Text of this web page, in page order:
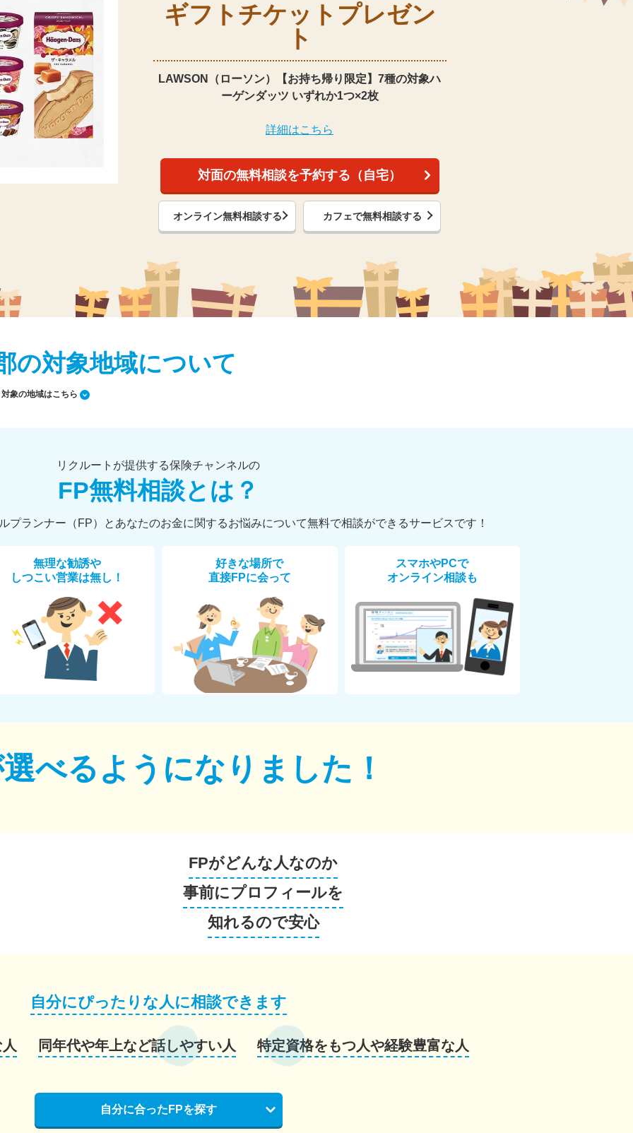
ギフトチケット プレゼン
ト
LAWSON（ローソン）【お持ち帰り限定】 7種の対象ハ
ーゲンダッツ いずれか1つ×2枚
詳細はこちら
対面の無料相談を予約する（自宅）
オンライン無料相談する カフェで無料相談する
の対象地域について
対象の地域はこちら
リクルートが提供する保険チャンネルの
FP無料相談とは？
プランナー（FP）とあなたのお金に関するお悩みについて無料で相談ができるサービスです！
無理な勧誘や
しつこい営業は無し！
好きな場所で
直接FPに会って
スマホやPCで
オンライン相談も
べるようになりました！
FPがどんな人なのか
事前にプロフィールを
知れるので安心
自分にぴったりな人に相談できます
同年代や年上など話しやすい人 特定資格をもつ人や経験豊富な人
自分に合ったFPを探す